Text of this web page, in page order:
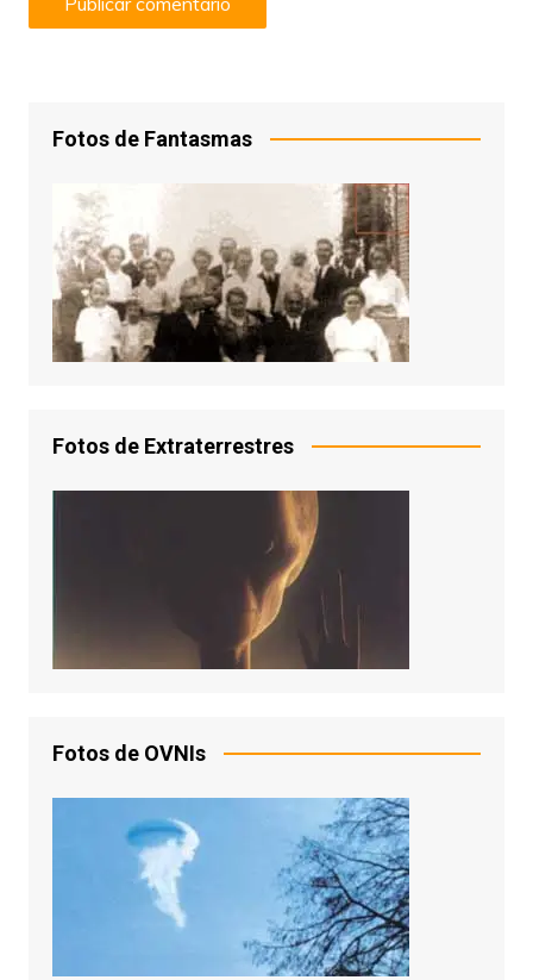
Fotos de Fantasmas
Fotos de Extraterrestres
Fotos de OVNIs